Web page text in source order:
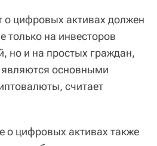
о цифровых активах должен
только на инвесторов
но и на простых граждан,
являются основными
считает
о цифровых активах также